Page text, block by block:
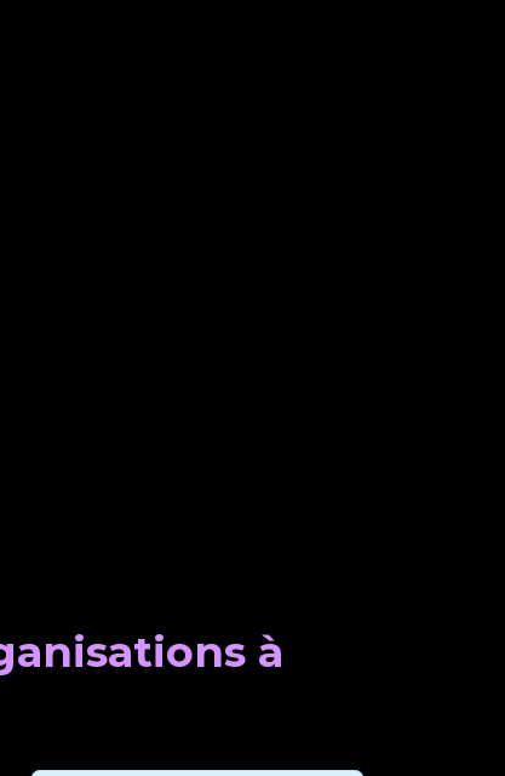
à